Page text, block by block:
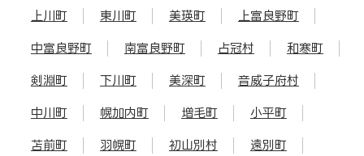
上川町 東川町 美瑛町 上富良野町
中富良野町 南富良野町 占冠村 和寒町
剣淵町 下川町 美深町 音威子府村
中川町 幌加内町 増毛町 小平町
苫前町 羽幌町 初山別村 遠別町